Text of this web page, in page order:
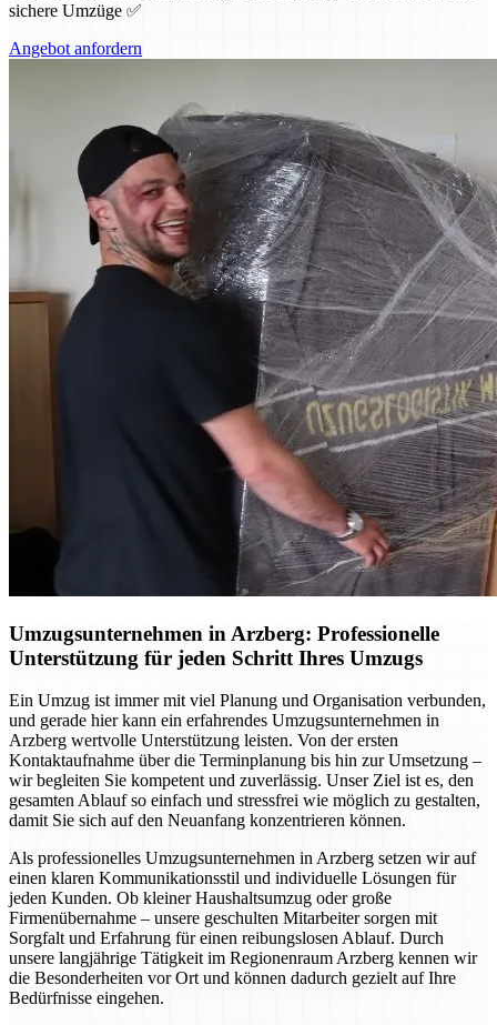
sichere Umzüge ✅
Angebot anfordern
Umzugsunternehmen in Arzberg: Professionelle
Unterstützung für jeden Schritt Ihres Umzugs
Ein Umzug ist immer mit viel Planung und Organisation verbunden,
und gerade hier kann ein erfahrendes Umzugsunternehmen in
Arzberg wertvolle Unterstützung leisten. Von der ersten
Kontaktaufnahme über die Terminplanung bis hin zur Umsetzung –
wir begleiten Sie kompetent und zuverlässig. Unser Ziel ist es, den
gesamten Ablauf so einfach und stressfrei wie möglich zu gestalten,
damit Sie sich auf den Neuanfang konzentrieren können.
Als professionelles Umzugsunternehmen in Arzberg setzen wir auf
einen klaren Kommunikationsstil und individuelle Lösungen für
jeden Kunden. Ob kleiner Haushaltsumzug oder große
Firmenübernahme – unsere geschulten Mitarbeiter sorgen mit
Sorgfalt und Erfahrung für einen reibungslosen Ablauf. Durch
unsere langjährige Tätigkeit im Regionenraum Arzberg kennen wir
die Besonderheiten vor Ort und können dadurch gezielt auf Ihre
Bedürfnisse eingehen.